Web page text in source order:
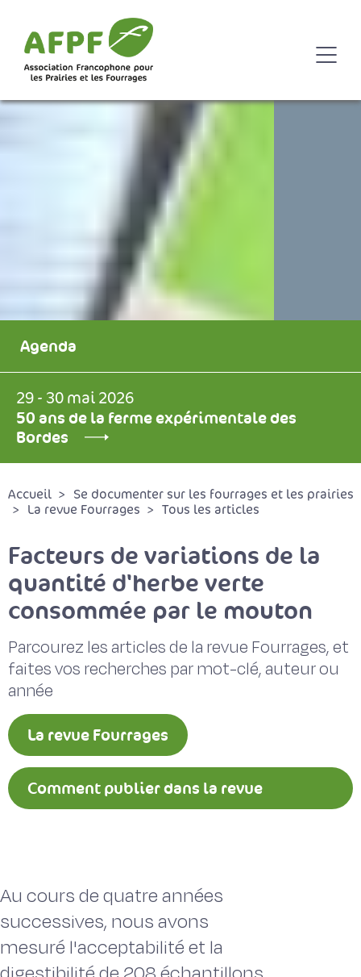
Agenda
29 - 30 mai 2026
50 ans de la ferme expérimentale des
Bordes
Accueil
Se documenter sur les fourrages et les prairies
La revue Fourrages
Tous les articles
Facteurs de variations de la
quantité d'herbe verte
consommée par le mouton
Parcourez les articles de la revue Fourrages, et
faites vos recherches par mot-clé, auteur ou
année
La revue Fourrages
Comment publier dans la revue
Au cours de quatre années
successives, nous avons
mesuré l'acceptabilité et la